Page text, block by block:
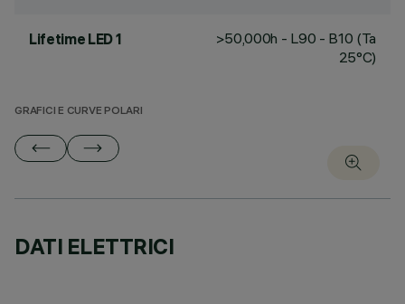
Lifetime LED 1
>50,000h - L90 - B10 (Ta
25°C)
GRAFICI E CURVE POLARI
DATI ELETTRICI